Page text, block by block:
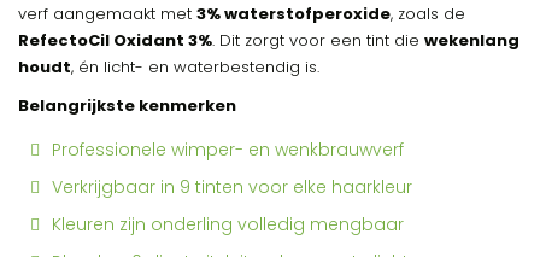
verf aangemaakt met 3% waterstofperoxide, zoals de
RefectoCil Oxidant 3%. Dit zorgt voor een tint die wekenlang
houdt, én licht- en waterbestendig is.
Belangrijkste kenmerken
Professionele wimper- en wenkbrauwverf
Verkrijgbaar in 9 tinten voor elke haarkleur
Kleuren zijn onderling volledig mengbaar